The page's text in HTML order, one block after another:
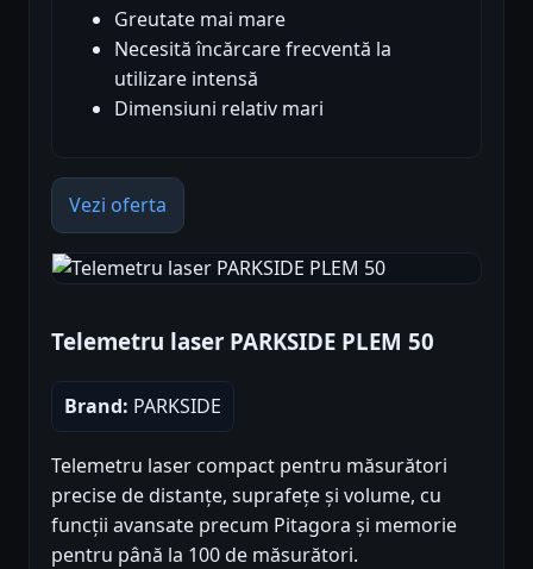
Greutate mai mare
Necesită încărcare frecventă la
utilizare intensă
Dimensiuni relativ mari
Vezi oferta
Telemetru laser PARKSIDE PLEM 50
Brand: PARKSIDE
Telemetru laser compact pentru măsurători
precise de distanțe, suprafețe și volume, cu
funcții avansate precum Pitagora și memorie
pentru până la 100 de măsurători.